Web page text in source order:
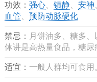
功效： 强心、 镇静、 安神
血管
预防动脉硬化
禁忌： 月饼油多、糖多
体讲是高热量食品，糖尿
适宜： 一般人群均可食用